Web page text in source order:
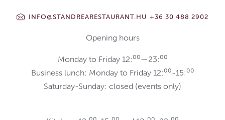
INFO@STANDREARESTAURANT.HU +36 30 488 2902
Opening hours
Monday to Friday 12: 00—23: 00
Business lunch: Monday to Friday 12: 00-15: 00
Saturday-Sunday: closed (events only)